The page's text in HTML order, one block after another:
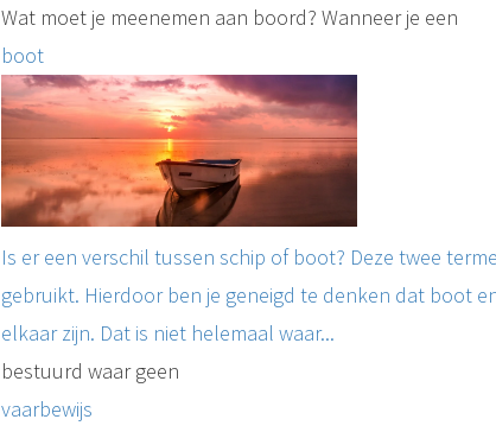
Wat moet je meenemen aan boord? Wanneer je een
boot
Is er een verschil tussen schip of boot? Deze twee
gebruikt. Hierdoor ben je geneigd te denken dat boot
elkaar zijn. Dat is niet helemaal waar...
bestuurd waar geen
vaarbewijs